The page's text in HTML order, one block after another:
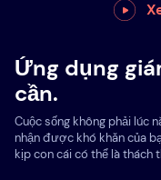
Ứng dụng
cần.
Cuộc sống không phải lúc
nhận được khó khăn của
kịp con cái có thể là thách